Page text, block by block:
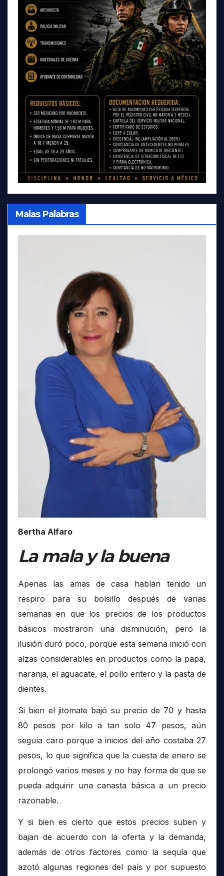
Malas Palabras
Bertha Alfaro
La mala y la buena
Apenas las amas de casa habían tenido un
respiro para su bolsillo después de varias
semanas en que los precios de los productos
básicos mostraron una disminución, pero la
ilusión duró poco, porque esta semana inició con
alzas considerables en productos como la papa,
naranja, el aguacate, el pollo entero y la pasta de
dientes.
Si bien el jitomate bajó su precio de 70 y hasta
80 pesos por kilo a tan solo 47 pesos, aún
seguía caro porque a inicios del año costaba 27
pesos, lo que significa que la cuesta de enero se
prolongó varios meses y no hay forma de que se
pueda adquirir una canasta básica a un precio
razonable.
Y si bien es cierto que estos precios suben y
bajan de acuerdo con la oferta y la demanda,
además de otros factores como la sequía que
azotó algunas regiones del país y por supuesto